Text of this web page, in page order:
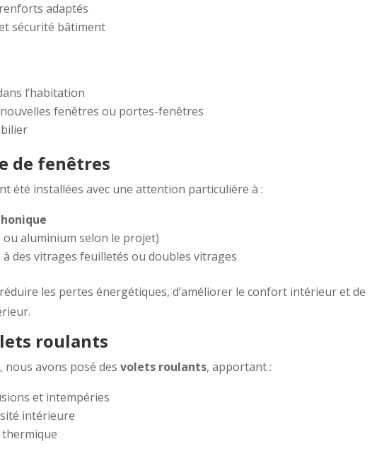
adaptés
sécurité bâtiment
l’habitation
fenêtres ou portes-fenêtres
de fenêtres
été installées avec une attention particulière à :
ou aluminium selon le projet)
à des vitrages feuilletés ou doubles vitrages
les pertes énergétiques, d’améliorer le confort intérieur et de
roulants
nous avons posé desvolets roulants, apportant :
et intempéries
intérieure